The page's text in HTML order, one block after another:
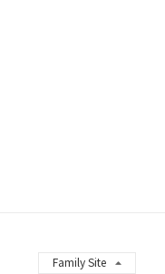
Family Site